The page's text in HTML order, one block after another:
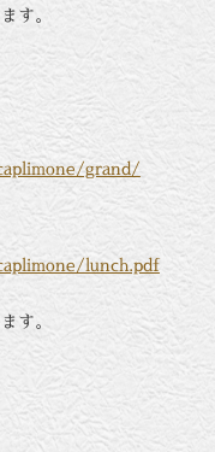
す。
grand/
lunch.pdf
す。